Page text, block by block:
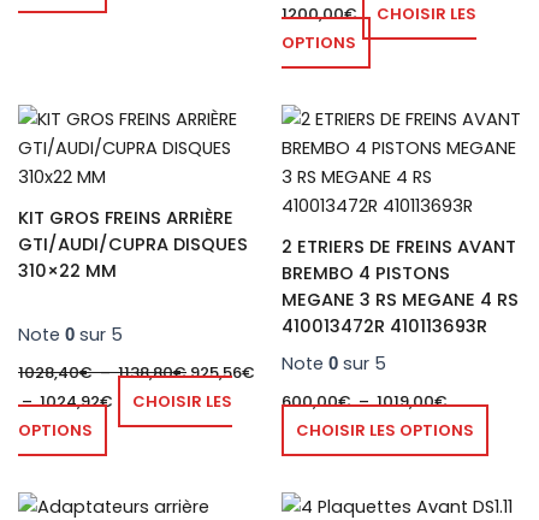
1200,00€
CHOISIR LES
OPTIONS
KIT GROS FREINS ARRIÈRE
GTI/AUDI/CUPRA DISQUES
310×22 MM
Note 0 sur 5
1028,40€–1138,80€
Plage
prix :
1138,80€
925,56€
–1024,92€
Plage
prix :
1024,92€
CHOISIR LES
OPTIONS
Ce
produit
variations.
Les
être
choisies
sur
la
page
2 ETRIERS DE FREINS AVANT
BREMBO 4 PISTONS
MEGANE 3 RS MEGANE 4 RS
410013472R 410113693R
Note 0 sur 5
600,00€–1019,00€
Plage
prix :
à
1019,00€
CHOISIR LES OPTIONS
Ce
sur
page